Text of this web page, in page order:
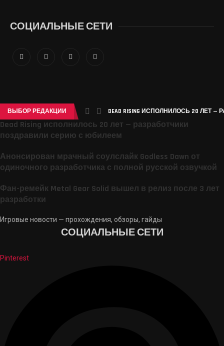
СОЦИАЛЬНЫЕ СЕТИ
ВЫБОР РЕДАКЦИИ DEAD RISING ИСПОЛНИЛОСЬ 20 ЛЕТ
Dead Rising исполнилось 20 лет — разработчики
поздравили серию с юбилеем
Анонсирован мрачный соулслайк Godless Dawn от
одиночного разработчика с полной русской озвучкой
Фан-ремейк Metal Gear Solid вышел в релиз после 3 лет
разработки
Игровые новости — прохождения, обзоры, гайды
СОЦИАЛЬНЫЕ СЕТИ
Pinterest